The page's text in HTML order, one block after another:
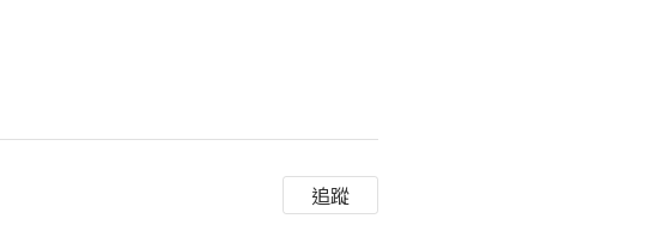
追蹤